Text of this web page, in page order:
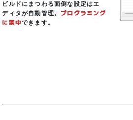
ビルドにまつわる面倒な設定はエ
ディタが自動管理。プログラミング
に集中できます。